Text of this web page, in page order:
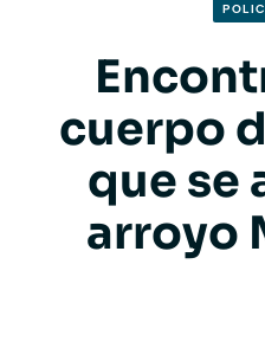
cuerpo
que se
arroyo